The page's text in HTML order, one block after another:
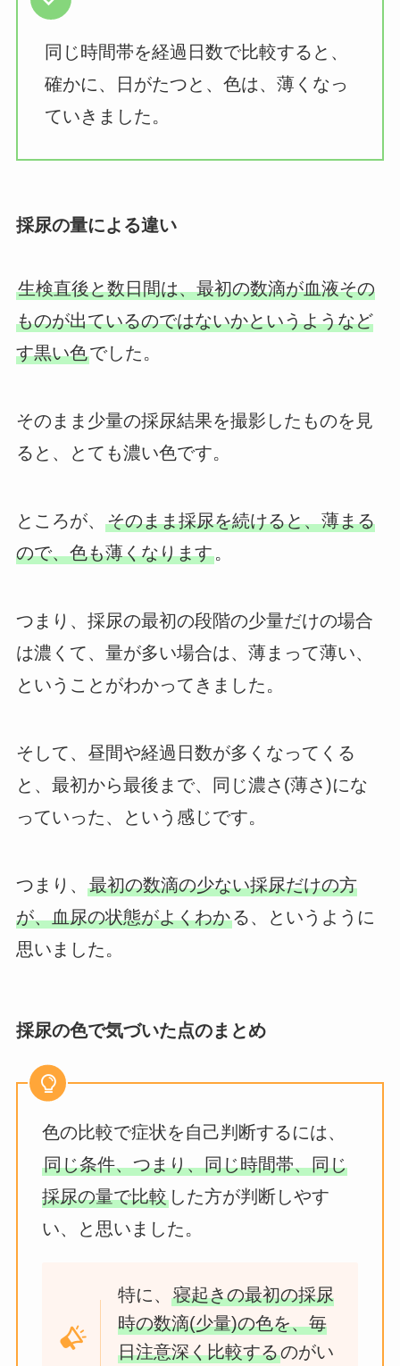
同じ時間帯を経過日数で比較すると、
確かに、日がたつと、色は、薄くなっ
ていきました。
採尿の量による違い
生検直後と数日間は、最初の数滴が血液その
ものが出ているのではないかというようなど
す黒い色でした。
そのまま少量の採尿結果を撮影したものを見
ると、とても濃い色です。
ところが、 そのまま採尿を続けると、薄まる
ので、色も薄くなります。
つまり、採尿の最初の段階の少量だけの場合
は濃くて、量が多い場合は、薄まって薄い、
ということがわかってきました。
そして、昼間や経過日数が多くなってくる
と、最初から最後まで、同じ濃さ(薄さ)にな
っていった、という感じです。
つまり、 最初の数滴の少ない採尿だけの方
が、血尿の状態がよくわかる、というように
思いました。
採尿の色で気づいた点のまとめ
色の比較で症状を自己判断するには、
同じ条件、つまり、同じ時間帯、同じ
採尿の量で比較した方が判断しやす
い、と思いました。
特に、 寝起きの最初の採尿
時の数滴(少量)の色を、毎
日注意深く比較するのがい